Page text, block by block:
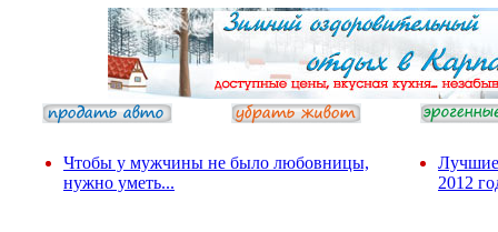
Чтобы у мужчины не было любовницы,
нужно уметь...
Лучшие
2012